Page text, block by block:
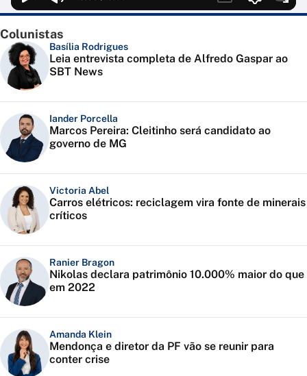
Colunistas
Basília Rodrigues
Leia entrevista completa de Alfredo Gaspar ao
SBT News
Iander Porcella
Marcos Pereira: Cleitinho será candidato ao
governo de MG
Victoria Abel
Carros elétricos: reciclagem vira fonte de minerais
críticos
Ranier Bragon
Nikolas declara patrimônio 10.000% maior do que
em 2022
Amanda Klein
Mendonça e diretor da PF vão se reunir para
conter crise